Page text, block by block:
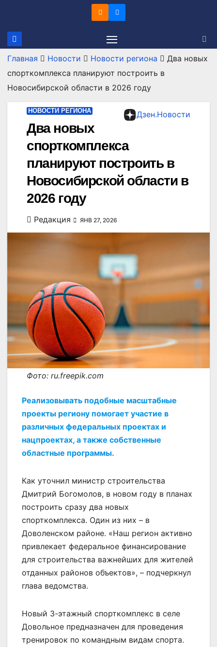
содержимому
Главная Новости Новости региона
Два новых
спорткомплекса планируют построить в
Новосибирской области в 2026 году
Дзен.Новости
НОВОСТИ РЕГИОНА
Два новых
спорткомплекса
планируют построить в
Новосибирской области в
2026 году
Редакция ЯНВ 27, 2026
Фото: ru.freepik.com
Реализовывать подобные масштабные
проекты региону помогает участие в
различных федеральных проектах и
нацпроектах, а также собственные
областные программы.
Как уточнил министр строительства
Дмитрий Богомолов, в новом году в планах
построить сразу два новых
спорткомплекса. Один из них – в
Доволенском районе. «Наш регион активно
привлекает федеральное финансирование
для строительства важнейших для жителей
отданных районов объектов», – подчеркнул
глава ведомства.
Новый 3-этажный спорткомплекс в селе
Довольное предназначен для проведения
тренировок по командным видам спорта.